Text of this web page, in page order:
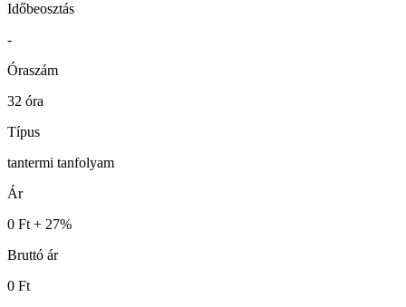
Időbeosztás
-
Óraszám
32 óra
Típus
tantermi tanfolyam
Ár
0 Ft + 27%
Bruttó ár
0 Ft